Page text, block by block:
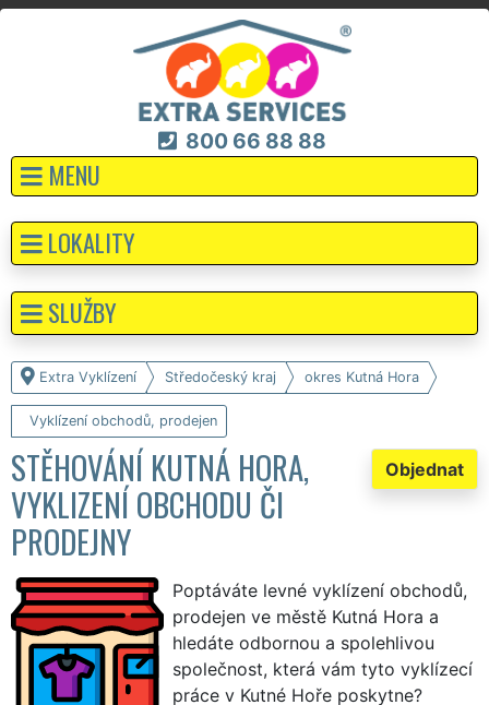
800 66 88 88
MENU
Extra Vyklízení Středočeský kraj okres Kutná Hora
Vyklízení obchodů, prodejen
Objednat
STĚHOVÁNÍ KUTNÁ HORA,
VYKLIZENÍ OBCHODU ČI
PRODEJNY
Poptáváte levné vyklízení obchodů,
prodejen ve městě Kutná Hora a
hledáte odbornou a spolehlivou
společnost, která vám tyto vyklízecí
práce v Kutné Hoře poskytne?
LOKALITY
SLUŽBY